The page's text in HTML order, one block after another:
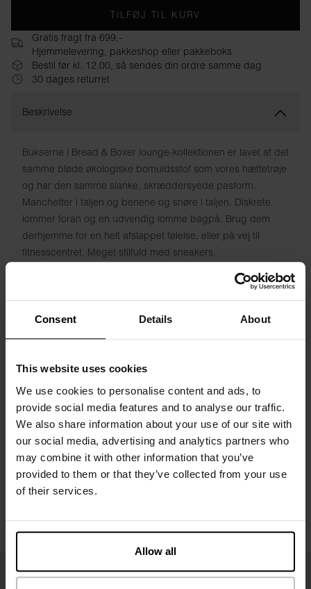
Consent Details About
This website uses cookies
We use cookies to personalise content and ads, to
provide social media features and to analyse our traffic.
We also share information about your use of our site with
our social media, advertising and analytics partners who
may combine it with other information that you’ve
provided to them or that they’ve collected from your use
of their services.
Allow all
TILFØJ TIL KURV
Gratis fragt fra 699,-
Hjemmelevering, pakkeshop eller pakkeboks
Bestil før kl. 12.00, så sendes din ordre samme dag
30 dages returret
Beskrivelse
Bukserne i Bread & Boxer lounge-kollektionen er lavet af det
samme bløde økologiske bomuldsstof som vores hættetrøje
og har den samme slanke, skræddersyede pasform.
Manchetter i taljen og benene og snøre i taljen. Diskrete
lommer foran og en udvendig lomme bagpå. Brug dem
derhjemme for en helt afslappet følelse, eller på vej til
fitnesscentret. Meget stilfuld med sneakers.
Modellen på billedet er 185 cm høj og bruger en størrelse
M.
Specifikation
Størrelsesguide
Vaskeanvisninger